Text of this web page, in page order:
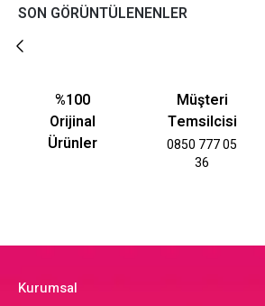
SON GÖRÜNTÜLENENLER
%100
Orijinal
Ürünler
Müşteri
Temsilcisi
0850 777 05
36
Kurumsal